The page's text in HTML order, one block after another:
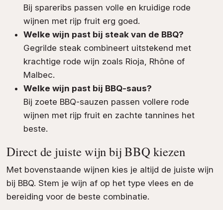
Bij spareribs passen volle en kruidige rode
wijnen met rijp fruit erg goed.
Welke wijn past bij steak van de BBQ?
Gegrilde steak combineert uitstekend met
krachtige rode wijn zoals Rioja, Rhône of
Malbec.
Welke wijn past bij BBQ-saus?
Bij zoete BBQ-sauzen passen vollere rode
wijnen met rijp fruit en zachte tannines het
beste.
Direct de juiste wijn bij BBQ kiezen
Met bovenstaande wijnen kies je altijd de juiste wijn
bij BBQ. Stem je wijn af op het type vlees en de
bereiding voor de beste combinatie.